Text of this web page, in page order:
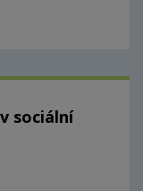
sociální